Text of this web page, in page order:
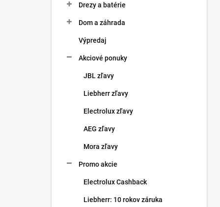
Drezy a batérie
Dom a záhrada
Výpredaj
Akciové ponuky
JBL zľavy
Liebherr zľavy
Electrolux zľavy
AEG zľavy
Mora zľavy
Promo akcie
Electrolux Cashback
Liebherr: 10 rokov záruka